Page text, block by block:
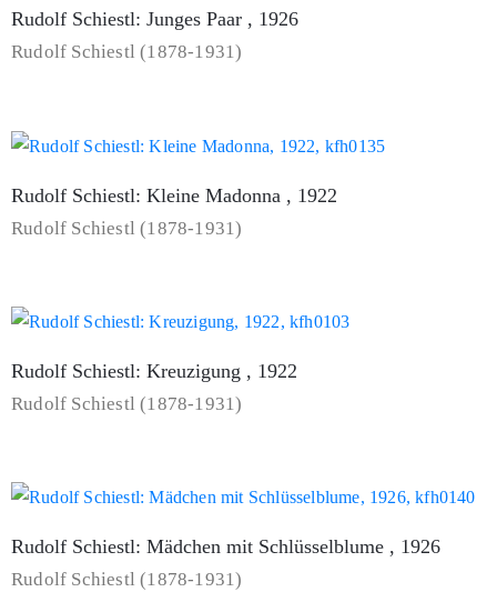
Rudolf Schiestl: Junges Paar , 1926
Rudolf Schiestl (1878-1931)
Rudolf Schiestl: Kleine Madonna , 1922
Rudolf Schiestl (1878-1931)
Rudolf Schiestl: Kreuzigung , 1922
Rudolf Schiestl (1878-1931)
Rudolf Schiestl: Mädchen mit Schlüsselblume , 1926
Rudolf Schiestl (1878-1931)